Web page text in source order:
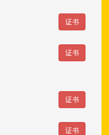
证书
证书
证书
证书